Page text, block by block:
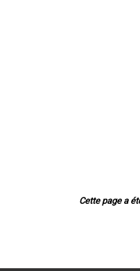
Cette page a